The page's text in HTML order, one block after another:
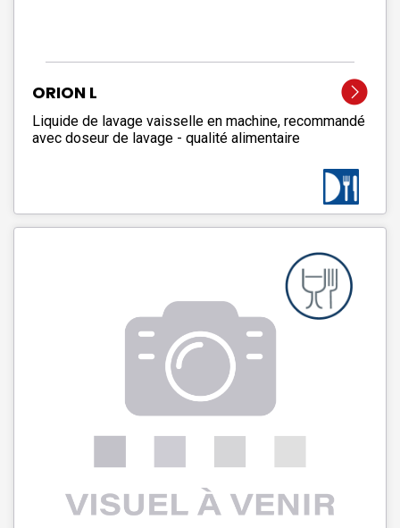
ORION L
Liquide de lavage vaisselle en machine, recommandé
avec doseur de lavage - qualité alimentaire